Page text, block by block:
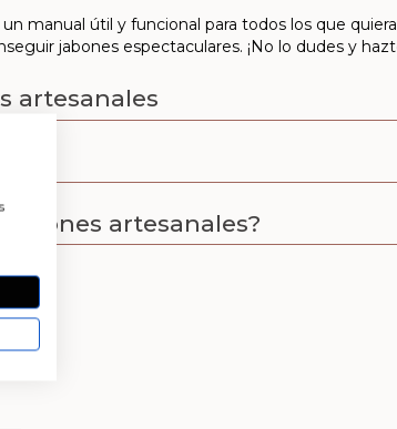
manual útil y funcional para todos los que
jabones espectaculares. ¡No lo dudes y
artesanales
artesanales?